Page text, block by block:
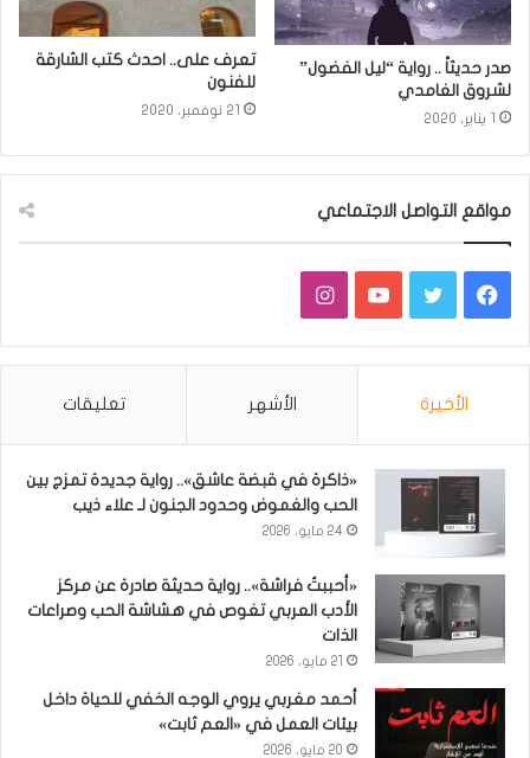
صدر حديثاً .. رواية “ليل الفضول”
لشروق الغامدي
تعرف على.. احدث كتب الشارقة
للفنون
21 نوفمبر، 2020
مواقع التواصل الاجتماعي
فيسبوكتويتر يوتيوبانستقرام
الأخيرة الأشهر تعليقات
«ذاكرة في قبضة عاشق».. رواية جديدة تمزج بين
الحب والغموض وحدود الجنون لـ علاء ذيب
24 مايو، 2026
«أحببتُ فراشة».. رواية حديثة صادرة عن مركز
الأدب العربي تغوص في هشاشة الحب وصراعات
الذات
21 مايو، 2026
أحمد مغربي يروي الوجه الخفي للحياة داخل
بيئات العمل في «العم ثابت»
20 مايو، 2026